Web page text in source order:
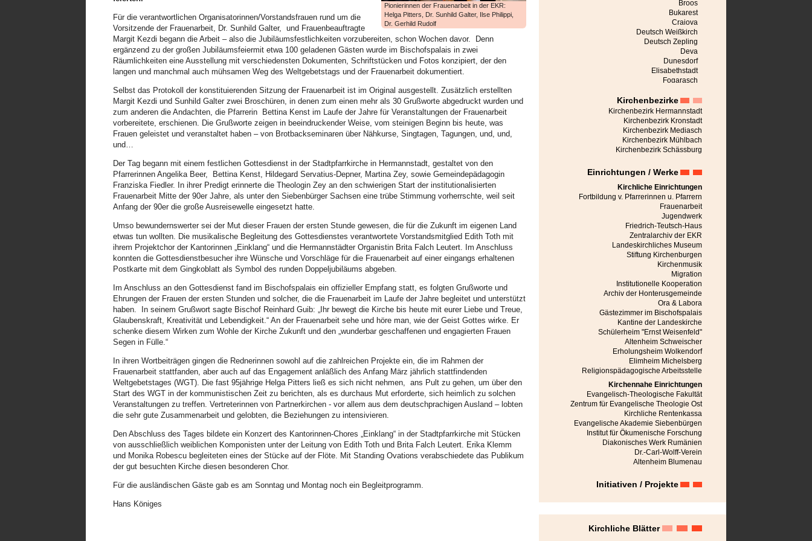
Im Februar boten Frauen einen Entspannungsnachmittag an: der Einladung der Mitarbeiterinnen der Frauenarbeit folgten
Mitte Februar viel mehr Frauen als erwartet. Juliane Topârcean (Hermannstadt) stellte zwei Methoden vor: PME
(progressive Muskelentspannung nach Jacobsen) und Qigong. Die überwältigende Resonanz und die vielen
Rückmeldungen interessierter Frauen sprengte den geplanten Rahmen.
So musste kurzfristig vom Terrassensaal der EAS in den Großen Saal der EAS umdisponiert und die Anmeldeliste
frühzeitig geschlossen werden. Die gute Stimmung und der wirksame Effekt der vorgestellten Methoden weckte in den
Teilnehmerinnen den Wunsch nach mindestens einem Nachfolgetreffen noch in diesem Jahr.
Frauen setzten sich aktiv für den Weltgebetstag ein: Der Monat Februar war von vielen Vorbereitungen geprägt.
Studientage und Informationsnachmittage wurden organisiert, die Lieder in Chorproben, Kindergottesdiensten und
Jungschartreffen eingeübt, der Bibeltext an Gemeindenachmittagen und in Bibelkreisen vertieft.
Frauen luden im März ein: Kommt, feiert mit uns den Weltgebetstag. „Kommt! Bringt eure Last.“ - dieser Einladung des
Weltgebetstags, der von Christinnen aus Nigeria ausgetragen wurde, folgten zahlreiche Gemeindeglieder und ökumenische
Gäste aus 50 verschiedenen Ortschaften. In 17 Ortschaften wurden 20 WGT-Gottesdienste gefeiert, zwölf davon am
Stichtag, dem 6. März 2026, einer Online (Petroschen). Auch die Angestellten des LK feierten in diesem Jahr im Festsaal
des Bischofshauses mit. 63 Kinder nahmen an den fünf angebotenen Kindergottesdiensten teil, zudem wurde in der
Kunstschule in Hermannstadt auch mit Schülern gefeiert. Das soziale Projekt beeindruckte alle, die gesamte
Spendensumme stellt eine Rekordkollekte dar. Der Weltgebetstag ist ein Höhepunkt im Gemeindeleben. Menschen lassen
sich immer wieder aufs Neue begeistern, informiert zu beten und betend zu handeln.
Mitte März organisierten die Frauen die jährliche Vertreterinnenversammlung und Vorstandswahlen. Diese wurden im
Festsaal des Bischofshauses in Hermannstadt durchgeführt. Der Einladung der Vorstandsfrauen folgten 40 aktive Frauen
aus 21 Gemeinden aller Bezirke. Der Gottesdienst zu Beginn war der Jahreslosung gewidmet und wurde von vier Diplom-
Theologinnen unserer Landeskirche gestaltet. Das Hauptreferat zum Thema Frauenrechte hielt Andrei Ciubotaru
(Kronstadt), Mitglied im Jugendwerk der EKR.
Inspiriert und informiert gingen die Frauen in die Gruppenarbeit und beschäftigten sich intensiv mit diesem umfassenden
Thema. Für die Vorstandswahlen wurden viele starke Frauen als Kandidatinnen vorgeschlagen. Nach zehn Jahren
intensiver Zusammenarbeit verabschiedeten sich Bettina Kenst, Christiane Lorenz und Edith Toth mit dem Versprechen,
auch zukünftig punktuell mitzuwirken.
In den neuen Vorstand wurden Angelika Sara Beer (Neppendorf), Sunhild Galter (Neppendorf), Dietlinde Köber (Bukarest)
und Martina Melinda Zey (Sächsisch Regen) gewählt. Ihnen stehen weiterhin Henriette Guib (Hermannstadt) als
Ehrenvorsitzende und Katharina Borsos (Bistritz) als LK-Mitglied zur Seite.
In der ersten Vorstandssitzung wurden Sunhild Galter als Vorsitzende und Martina Melinda Zey als Stellvertretende
gewählt. „Siehe ich mache alles neu“. Neue Wege liegen vor uns, neue Chancen ergeben sich und Frauen sind bereit, sich
mit ihren Gaben zugunsten dieser landesweiten Arbeit einzubringen und Zukunft zu gestalten.
Die Frauen boten auch Fortbildungen an: Mit Schwung und Wissensgier ging es eine Woche später mit dem 9. Nähkurs
der erfolgreichen Fortbildungsreihe „Vom geschickten Umgang mit der Nähmaschine“ weiter. Diese von der
Arbeitsgemeinschaft der Frauenarbeit im GAW finanzierte Reihe ist stets ausgebucht und erfordert Reserveanmeldelisten.
Dass die Anfertigung eines Kleidungsstücks viel Geschicktheit, mathematische Gewandtheit und viel Geduld erfordert,
erfuhren die Teilnehmenden auch dieses Mal.
Unter der fachkundigen und geduldigen Anleitung der Schneidermeisterin Irene Gaspar schafften es alle, passende
Pionierinnen der Frauenarbeit in der EKR:
Helga Pitters, Dr. Sunhild Galter, Ilse Philippi,
Dr. Gerhild Rudolf
Für die verantwortlichen Organisatorinnen/Vorstandsfrauen rund um die
Vorsitzende der Frauenarbeit, Dr. Sunhild Galter, und Frauenbeauftragte
Margit Kezdi begann die Arbeit – also die Jubiläumsfestlichkeiten vorzubereiten, schon Wochen davor. Denn
ergänzend zu der großen Jubiläumsfeiermit etwa 100 geladenen Gästen wurde im Bischofspalais in zwei
Räumlichkeiten eine Ausstellung mit verschiedensten Dokumenten, Schriftstücken und Fotos konzipiert, der den
langen und manchmal auch mühsamen Weg des Weltgebetstags und der Frauenarbeit dokumentiert.
Selbst das Protokoll der konstituierenden Sitzung der Frauenarbeit ist im Original ausgestellt. Zusätzlich erstellten
Margit Kezdi und Sunhild Galter zwei Broschüren, in denen zum einen mehr als 30 Grußworte abgedruckt wurden und
zum anderen die Andachten, die Pfarrerin
Bettina Kenst im Laufe der Jahre für Veranstaltungen der Frauenarbeit
vorbereitete, erschienen. Die Grußworte zeigen in beeindruckender Weise, vom steinigen Beginn bis heute, was
Frauen geleistet und veranstaltet haben – von Brotbackseminaren über Nähkurse, Singtagen, Tagungen, und, und,
und…
Der Tag begann mit einem festlichen Gottesdienst in der Stadtpfarrkirche in Hermannstadt, gestaltet von den
Pfarrerinnen Angelika Beer,
Bettina Kenst, Hildegard Servatius-Depner, Martina Zey, sowie Gemeindepädagogin
Franziska Fiedler. In ihrer Predigt erinnerte die Theologin Zey an den schwierigen Start der institutionalisierten
Frauenarbeit Mitte der 90er Jahre, als unter den Siebenbürger Sachsen eine trübe Stimmung vorherrschte, weil seit
Anfang der 90er die große Ausreisewelle eingesetzt hatte.
Umso bewundernswerter sei der Mut dieser Frauen der ersten Stunde gewesen, die für die Zukunft im eigenen Land
etwas tun wollten. Die musikalische Begleitung des Gottesdienstes verantwortete Vorstandsmitglied Edith Toth mit
ihrem Projektchor der Kantorinnen „Einklang“ und die Hermannstädter Organistin Brita Falch Leutert. Im Anschluss
konnten die Gottesdienstbesucher ihre Wünsche und Vorschläge für die Frauenarbeit auf einer eingangs erhaltenen
Postkarte mit dem Gingkoblatt als Symbol des runden Doppeljubiläums abgeben.
Im Anschluss an den Gottesdienst fand im Bischofspalais ein offizieller Empfang statt, es folgten Grußworte und
Ehrungen der Frauen der ersten Stunden und solcher, die die Frauenarbeit im Laufe der Jahre begleitet und unterstützt
haben.
In seinem Grußwort sagte Bischof Reinhard Guib: „Ihr bewegt die Kirche bis heute mit eurer Liebe und Treue,
Glaubenskraft, Kreativität und Lebendigkeit.“ An der Frauenarbeit sehe und höre man, wie der Geist Gottes wirke. Er
schenke diesem Wirken zum Wohle der Kirche Zukunft und den „wunderbar geschaffenen und engagierten Frauen
Segen in Fülle.“
In ihren Wortbeiträgen gingen die Rednerinnen sowohl auf die zahlreichen Projekte ein, die im Rahmen der
Frauenarbeit stattfanden, aber auch auf das Engagement anläßlich des Anfang März jährlich stattfindenden
Weltgebetstages (WGT). Die fast 95jährige Helga Pitters ließ es sich nicht nehmen, ans Pult zu gehen, um über den
Start des WGT in der kommunistischen Zeit zu berichten, als es durchaus Mut erforderte, sich heimlich zu solchen
Veranstaltungen zu treffen. Vertreterinnen von Partnerkirchen - vor allem aus dem deutschprachigen Ausland – lobten
die sehr gute Zusammenarbeit und gelobten, die Beziehungen zu intensivieren.
Den Abschluss des Tages bildete ein Konzert des Kantorinnen-Chores „Einklang“ in der Stadtpfarrkirche mit Stücken
von ausschließlich weiblichen Komponisten unter der Leitung von Edith Toth und Brita Falch Leutert. Erika Klemm
und Monika Robescu begleiteten eines der Stücke auf der Flöte. Mit Standing Ovations verabschiedete das Publikum
der gut besuchten Kirche diesen besonderen Chor.
Für die ausländischen Gäste gab es am Sonntag und Montag noch ein Begleitprogramm.
Hans Königes
Broos
Bukarest
Craiova
Deutsch Weißkirch
Deutsch Zepling
Deva
Dunesdorf
Elisabethstadt
Fogarasch
Großalisch
Großau
Großpold
Großschenk
Großscheuern
Heldsdorf
Hermannstadt
Honigberg
Jaad
Karlsburg
Keisd
Kerz
Kirchberg
Kronstadt
Leblang
Malmkrog
Marienburg bei Schässburg
Mediasch
Michelsberg
Mühlbach
Neppendorf
Neudorf bei Schässburg
Neustadt im Burzenland
Niedereidisch
Nußbach
Obereidisch
Petersberg
Petersdorf bei Mühlbach
Râmnicu Vâlcea
Rauthal
Reps
Reschitz
Reussen
Reussmarkt
Roseln
Rosenau
Schässburg
Seiburg
Semlak
Tartlau
Urwegen
Kirchenbezirke
Kirchenbezirk Hermannstadt
Kirchenbezirk Kronstadt
Kirchenbezirk Mediasch
Kirchenbezirk Mühlbach
Kirchenbezirk Schässburg
Einrichtungen / Werke
Kirchliche Einrichtungen
Fortbildung v. Pfarrerinnen u. Pfarrern
Frauenarbeit
Jugendwerk
Friedrich-Teutsch-Haus
Zentralarchiv der EKR
Landeskirchliches Museum
Stiftung Kirchenburgen
Kirchenmusik
Migration
Institutionelle Kooperation
Archiv der Honterusgemeinde
Ora & Labora
Gästezimmer im Bischofspalais
Kantine der Landeskirche
Schülerheim "Ernst Weisenfeld"
Altenheim Schweischer
Erholungsheim Wolkendorf
Elimheim Michelsberg
Religionspädagogische Arbeitsstelle
Kirchennahe Einrichtungen
Evangelisch-Theologische Fakultät
Zentrum für Evangelische Theologie Ost
Kirchliche Rentenkassa
Evangelische Akademie Siebenbürgen
Institut für Ökumenische Forschung
Diakonisches Werk Rumänien
Dr.-Carl-Wolff-Verein
Altenheim Blumenau
Initiativen / Projekte
Kirchliche Blätter